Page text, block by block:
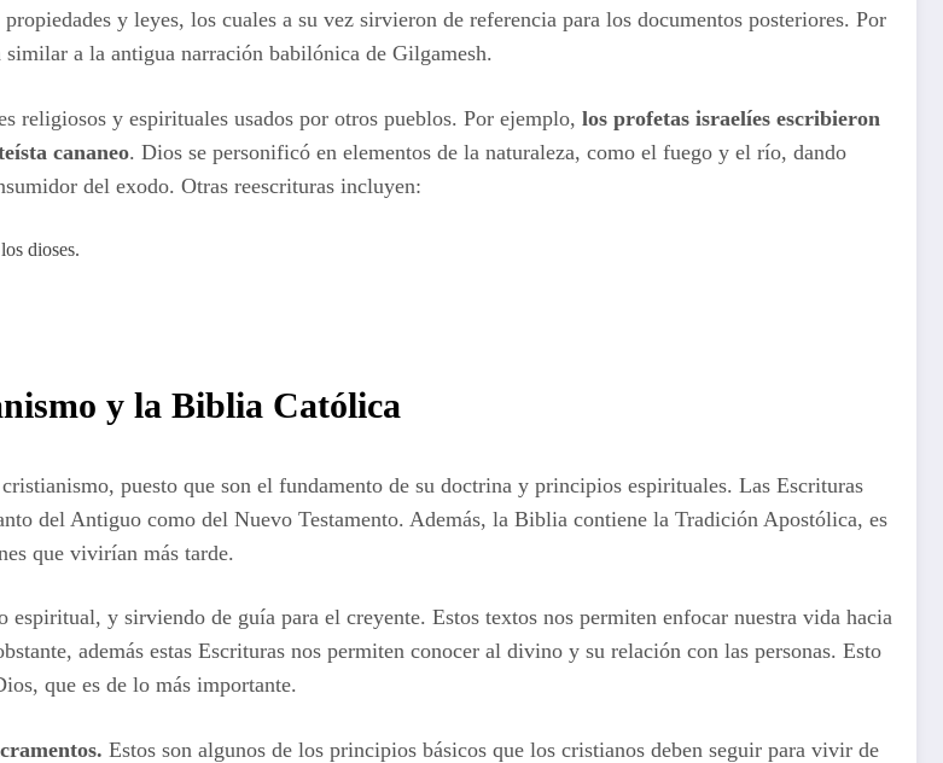
y leyes, los cuales a su vez sirvieron de referencia para los documentos posteriores. Por
a la antigua narración babilónica de Gilgamesh.
religiosos y espirituales usados ​​por otros pueblos. Por ejemplo, los profetas israelíes escribieron
cananeo. Dios se personificó en elementos de la naturaleza, como el fuego y el río, dando
del exodo. Otras reescrituras incluyen:
dioses.
y la Biblia Católica
puesto que son el fundamento de su doctrina y principios espirituales. Las Escrituras
del Antiguo como del Nuevo Testamento. Además, la Biblia contiene la Tradición Apostólica, es
que vivirían más tarde.
y sirviendo de guía para el creyente. Estos textos nos permiten enfocar nuestra vida hacia
además estas Escrituras nos permiten conocer al divino y su relación con las personas. Esto
que es de lo más importante.
Estos son algunos de los principios básicos que los cristianos deben seguir para vivir de